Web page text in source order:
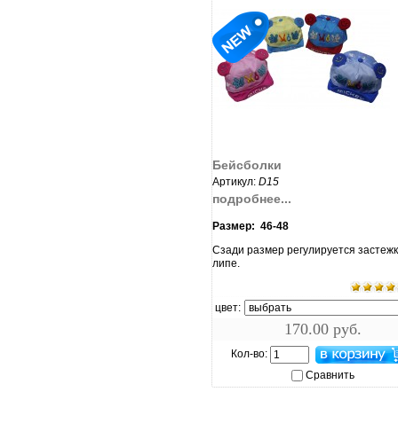
Бейсболки
Артикул: D15
подробнее...
Размер: 46-48
Сзади размер регулируется
липе.
цвет:
170.00 руб.
Кол-во:
Сравнить